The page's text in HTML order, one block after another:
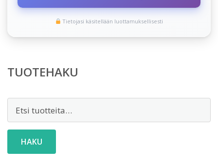
Tietojasi käsitellään luottamuksellisesti
TUOTEHAKU
HAKU